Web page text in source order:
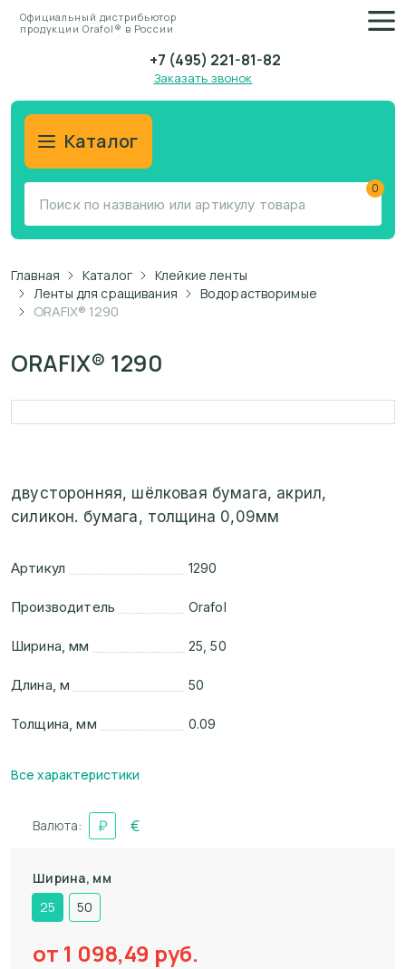
Официальный дистрибьютор
продукции Orafol® в России
+7 (495) 221-81-82
Заказать звонок
Каталог
0
Главная Каталог
Клейкие ленты
Ленты для сращивания
Водорастворимые
ORAFIX® 1290
ORAFIX® 1290
двусторонняя, шёлковая бумага, акрил,
силикон. бумага, толщина 0,09мм
Артикул 1290
Производитель Orafol
Ширина, мм 25, 50
Длина, м 50
Толщина, мм 0.09
Все характеристики
Валюта: ₽ €
Ширина, мм
25
50
от 1 098,49 руб.